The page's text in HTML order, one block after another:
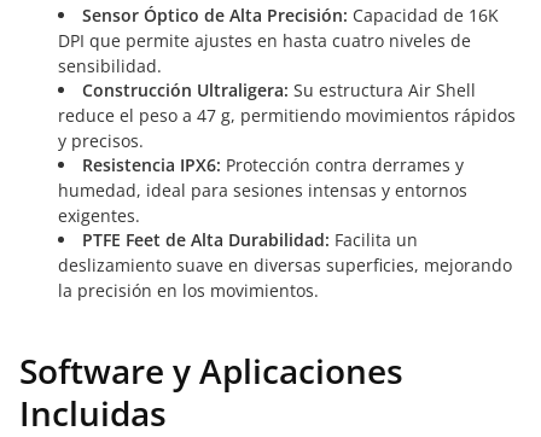
Sensor Óptico de Alta Precisión: Capacidad de 16K
DPI que permite ajustes en hasta cuatro niveles de
sensibilidad.
Construcción Ultraligera: Su estructura Air Shell
reduce el peso a 47 g, permitiendo movimientos rápidos
y precisos.
Resistencia IPX6: Protección contra derrames y
humedad, ideal para sesiones intensas y entornos
exigentes.
PTFE Feet de Alta Durabilidad: Facilita un
deslizamiento suave en diversas superficies, mejorando
la precisión en los movimientos.
Software y Aplicaciones
Incluidas